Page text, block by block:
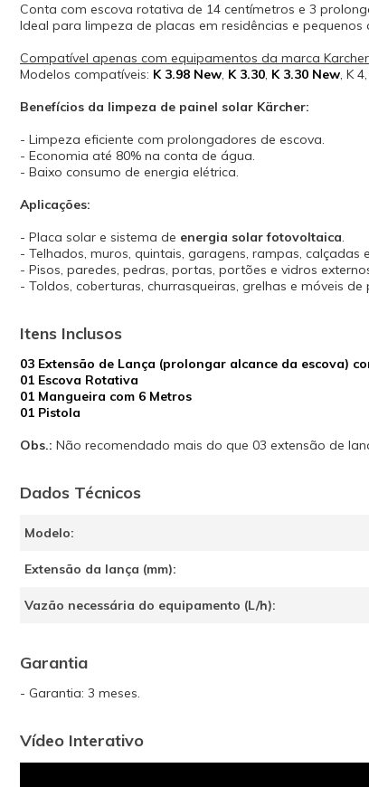
Conta com escova rotativa de 14 centímetros e 3
Ideal para limpeza de placas em residências e
Compatível apenas com equipamentos da marca
Modelos compatíveis: K 3.98 New, K 3.30, K 3.30 New, K 4,
Benefícios da limpeza de painel solar Kärcher:
- Limpeza eficiente com prolongadores de escova.
- Economia até 80% na conta de água.
- Baixo consumo de energia elétrica.
Aplicações:
- Placa solar e sistema de energia solar fotovoltaica.
- Telhados, muros, quintais, garagens, rampas, calçadas
- Pisos, paredes, pedras, portas, portões e vidros
- Toldos, coberturas, churrasqueiras, grelhas e móveis de
Itens Inclusos
03 Extensão de Lança (prolongar alcance da escova)
01 Escova Rotativa
01 Mangueira com 6 Metros
01 Pistola
Obs.: Não recomendado mais do que 03 extensão de
Dados Técnicos
Modelo:
Extensão da lança (mm):
Vazão necessária do equipamento (L/h):
Garantia
- Garantia: 3 meses.
Vídeo Interativo